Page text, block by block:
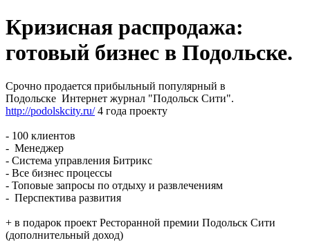
Кризисная распродажа:
готовый бизнес в Подольске.
Срочно продается прибыльный популярный в
Подольске Интернет журнал "Подольск Сити".
http://podolskcity.ru/4 года проекту
- 100 клиентов
- Менеджер
- Система управления Битрикс
- Все бизнес процессы
- Топовые запросы по отдыху и развлечениям
- Перспектива развития
+ в подарок проект Ресторанной премии Подольск Сити
(дополнительный доход)